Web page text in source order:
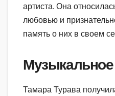
артиста. Она
любовью и
память о них в своем
Музыкальное
Тамара Турава